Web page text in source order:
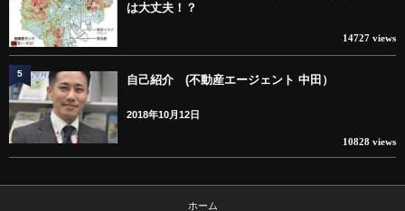
は大丈夫！？
14727 views
自己紹介 (不動産エージェント 中田）
2018年10月12日
10828 views
5
ホーム